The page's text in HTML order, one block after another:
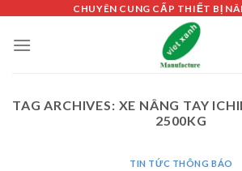
content
CHUYÊN CUNG CẤP THIẾT BỊ
TAG ARCHIVES: XE NÂNG TAY
2500KG
TIN TỨC THÔNG BÁO